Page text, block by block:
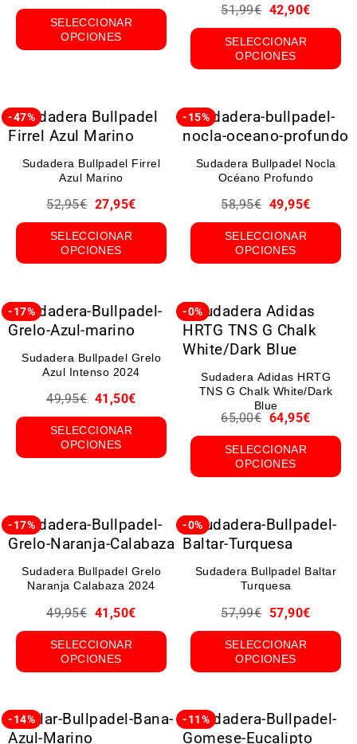
SELECCIONAR
OPCIONES
51,99€ 42,90€
SELECCIONAR
OPCIONES
-47%
Sudadera Bullpadel Firrel
Azul Marino
52,95€ 27,95€
SELECCIONAR
OPCIONES
-15%
Sudadera Bullpadel Nocla
Océano Profundo
58,95€ 49,95€
SELECCIONAR
OPCIONES
-17%
Sudadera Bullpadel Grelo
Azul Intenso 2024
49,95€ 41,50€
SELECCIONAR
OPCIONES
-0%
Sudadera Adidas HRTG
TNS G Chalk White/Dark
Blue
65,00€ 64,95€
SELECCIONAR
OPCIONES
-17%
Sudadera Bullpadel Grelo
Naranja Calabaza 2024
49,95€ 41,50€
SELECCIONAR
OPCIONES
-0%
Sudadera Bullpadel Baltar
Turquesa
57,99€ 57,90€
SELECCIONAR
OPCIONES
-14% -11%